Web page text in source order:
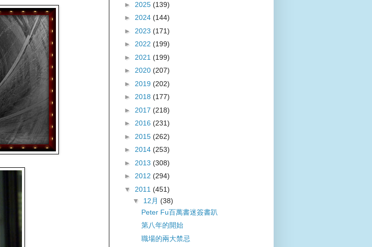
► 2025 (139)
► 2024 (144)
► 2023 (171)
► 2022 (199)
► 2021 (199)
► 2020 (207)
► 2019 (202)
► 2018 (177)
► 2017 (218)
► 2016 (231)
► 2015 (262)
► 2014 (253)
► 2013 (308)
► 2012 (294)
▼ 2011 (451)
▼ 12月 (38)
Peter Fu百萬書迷簽書趴
第八年的開始
職場的兩大禁忌